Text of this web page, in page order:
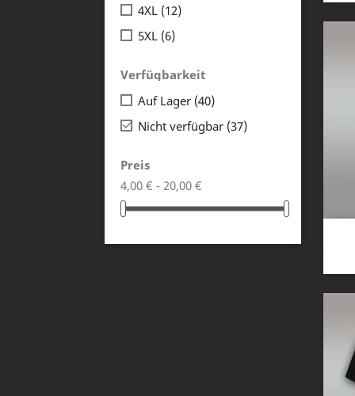
4XL (12)
5XL (6)
Verfügbarkeit
Auf Lager (40)
 Nicht verfügbar (37)
Preis
4,00 € - 20,00 €